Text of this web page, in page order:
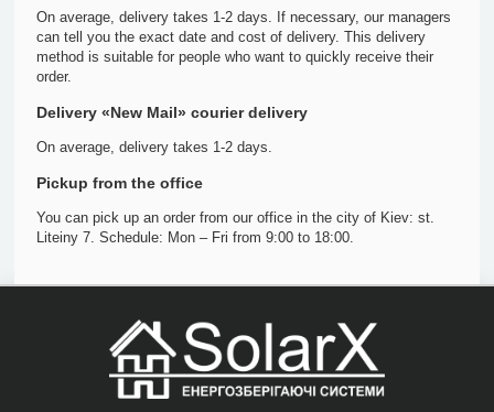
On average, delivery takes 1-2 days. If necessary, our managers
can tell you the exact date and cost of delivery. This delivery
method is suitable for people who want to quickly receive their
order.
Delivery «New Mail» courier delivery
On average, delivery takes 1-2 days.
Pickup from the office
You can pick up an order from our office in the city of Kiev: st.
Liteiny 7. Schedule: Mon – Fri from 9:00 to 18:00.